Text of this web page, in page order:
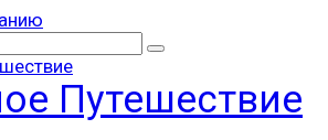
Путешествие